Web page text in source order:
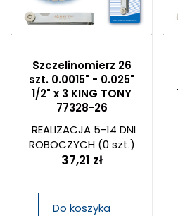
Szczelinomierz 26
szt. 0.0015" - 0.025"
1/2" x 3 KING TONY
77328-26
REALIZACJA 5-14 DNI
ROBOCZYCH(0 szt.)
37,21 zł
Do koszyka